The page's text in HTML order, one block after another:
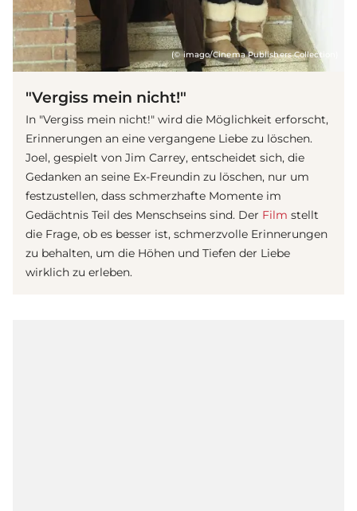
(© imago/Cinema Publishers Collection)
"Vergiss mein nicht!"
In "Vergiss mein nicht!" wird die Möglichkeit erforscht,
Erinnerungen an eine vergangene Liebe zu löschen.
Joel, gespielt von Jim Carrey, entscheidet sich, die
Gedanken an seine Ex-Freundin zu löschen, nur um
festzustellen, dass schmerzhafte Momente im
Gedächtnis Teil des Menschseins sind. Der Film stellt
die Frage, ob es besser ist, schmerzvolle Erinnerungen
zu behalten, um die Höhen und Tiefen der Liebe
wirklich zu erleben.